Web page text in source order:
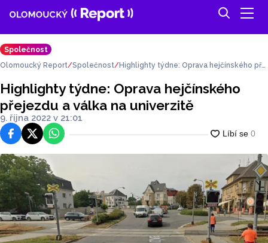
Společnost
Olomoucký Report Společnost
Highlighty týdne: Oprava hejčínského přej
Highlighty týdne: Oprava hejčínského
přejezdu a válka na univerzitě
9. října 2022 v 21:01
FacebookPlatforma X
WhatsApp